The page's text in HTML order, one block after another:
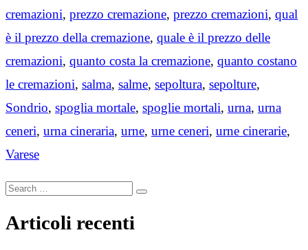
cremazioni, prezzo cremazione, prezzo cremazioni, qual
è il prezzo della cremazione, quale è il prezzo delle
cremazioni, quanto costa la cremazione, quanto costano
le cremazioni, salma, salme, sepoltura, sepolture,
Sondrio, spoglia mortale, spoglie mortali, urna, urna
ceneri, urna cineraria, urne, urne ceneri, urne cinerarie,
Varese
Search
Search
Articoli recenti